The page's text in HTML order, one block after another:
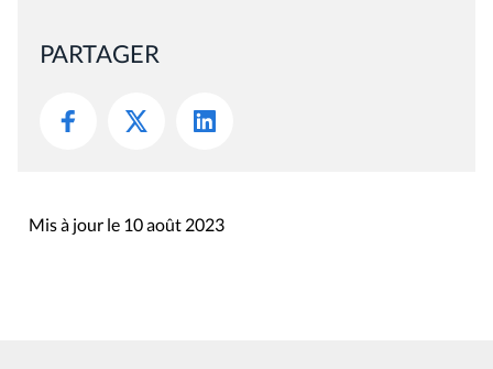
PARTAGER
Mis à jour le 10 août 2023